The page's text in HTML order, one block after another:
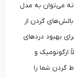
به مدل
گردن از
دردهای
و
شما را